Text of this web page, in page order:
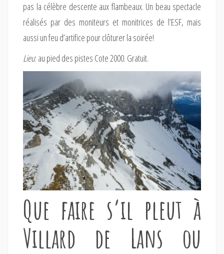
pas la célèbre descente aux flambeaux. Un beau spectacle
réalisés par des moniteurs et monitrices de l’ESF, mais
aussi un feu d’artifice pour clôturer la soirée!
Lieu: au pied des pistes Cote 2000. Gratuit.
Que faire s’il pleut à
Villard de Lans ou